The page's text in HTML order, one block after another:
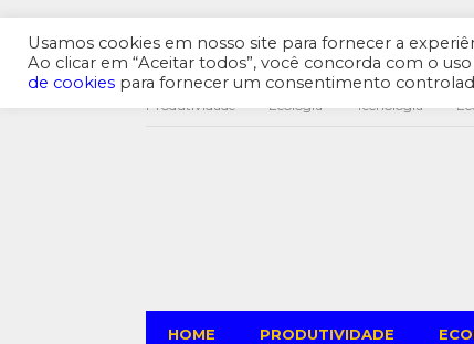
Produtividade Ecologia Tecnologia
HOME PRODUTIVIDADE
Usamos cookies em nosso site para fornecer a
Ao clicar em “Aceitar todos”, você concorda com o
de cookies para fornecer um consentimento